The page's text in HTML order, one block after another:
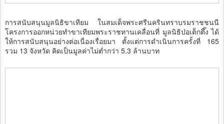
การสนับสนุนมูลนิธิขาเทียม ในสมเด็จพระศรีนครินทราบรมราชชนนี
โครงการออกหน่วยทำขาเทียมพระราชทานเคลื่อนที่ มูลนิธิป่อเต็กตึ๊ง ได้
ให้การสนับสนุนอย่างต่อเนื่องเรื่อยมา ตั้งแต่การดำเนินการครั้งที่ 165
รวม 13 จังหวัด คิดเป็นมูลค่าไม่ต่ำกว่า 5.3 ล้านบาท